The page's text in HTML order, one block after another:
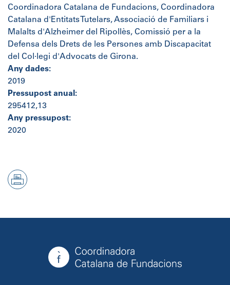
Coordinadora Catalana de Fundacions, Coordinadora
Catalana d'Entitats Tutelars, Associació de Familiars i
Malalts d'Alzheimer del Ripollès, Comissió per a la
Defensa dels Drets de les Persones amb Discapacitat
del Col·legi d'Advocats de Girona.
Any dades:
2019
Pressupost anual:
295412,13
Any pressupost:
2020